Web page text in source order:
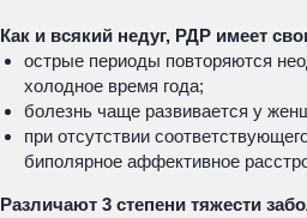
Как и всякий недуг, РДР имеет
острые периоды повторяются
холодное время года;
болезнь чаще развивается у
при отсутствии
биполярное аффективное
Различают 3 степени тяжести